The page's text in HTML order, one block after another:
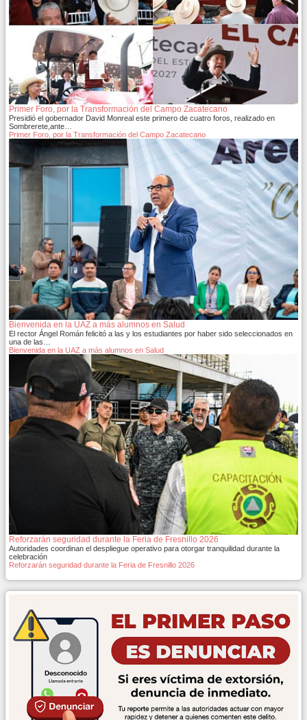
Primer Foro, por la Transformación del Campo Zacatecano
Presidió el gobernador David Monreal este primero de cuatro foros, realizado en
Sombrerete,ante…
Primer Foro, por la Transformación del Campo Zacatecano
Bienvenida en la UAZ a más alumnos en Salud
El rector Ángel Román felicitó a las y los estudiantes por haber sido seleccionados en
una de las…
Bienvenida en la UAZ a más alumnos en Salud
Reforzarán seguridad durante la Feria de Fresnillo 2026
Autoridades coordinan el despliegue operativo para otorgar tranquilidad durante la
celebración
Reforzarán seguridad durante la Feria de Fresnillo 2026